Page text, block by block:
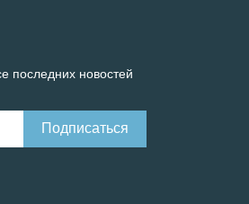
последних новостей